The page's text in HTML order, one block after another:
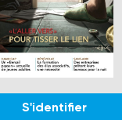
S'identifier